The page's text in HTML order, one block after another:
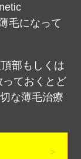
毛になって
部もしくは
っておくとど
な薄毛治療